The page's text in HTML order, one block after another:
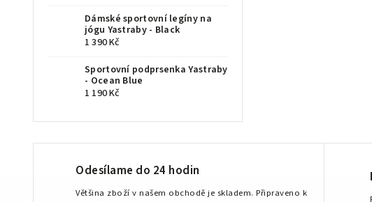
Dámské sportovní legíny na
jógu Yastraby - Black
1 390 Kč
Sportovní podprsenka Yastraby
- Ocean Blue
1 190 Kč
Odesílame do 24 hodin
Většina zboží v našem obchodě je skladem. Připraveno k